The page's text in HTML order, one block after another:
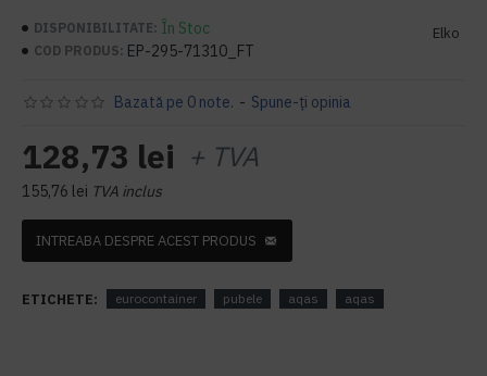
DISPONIBILITATE: În Stoc
COD PRODUS: EP-295-71310_FT
Elko
Bazată pe 0 note. - Spune-ţi opinia
128,73 lei + TVA
155,76 lei TVA inclus
INTREABA DESPRE ACEST PRODUS
ETICHETE: eurocontainer pubele aqas aqas